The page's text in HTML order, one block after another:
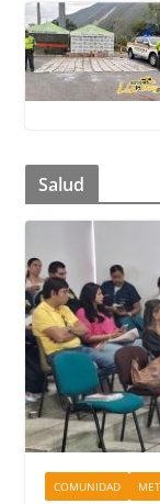
Salud
COMUNIDAD